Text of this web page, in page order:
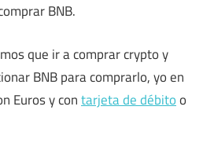
BNB.
que ir a comprar crypto y
BNB para comprarlo, yo en
Euros y contarjeta de débitoo